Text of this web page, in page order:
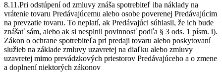
8.11.Pri odstúpení od zmluvy znáša spotrebiteľ iba náklady na
vrátenie tovaru Predávajúcemu alebo osobe poverenej Predávajúcim
na prevzatie tovaru. To neplatí, ak Predávajúci súhlasil, že ich bude
znášať sám, alebo ak si nesplnil povinnosť podľa § 3 ods. 1 písm. i).
Zákon o ochrane spotrebiteľa pri predaji tovaru alebo poskytovaní
služieb na základe zmluvy uzavretej na diaľku alebo zmluvy
uzavretej mimo prevádzkových priestorov Predávajúceho a o zmene
a doplnení niektorých zákonov